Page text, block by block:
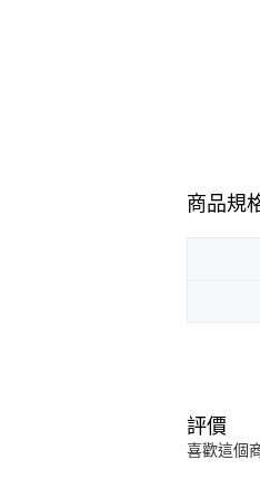
商品規
評價
喜歡這個